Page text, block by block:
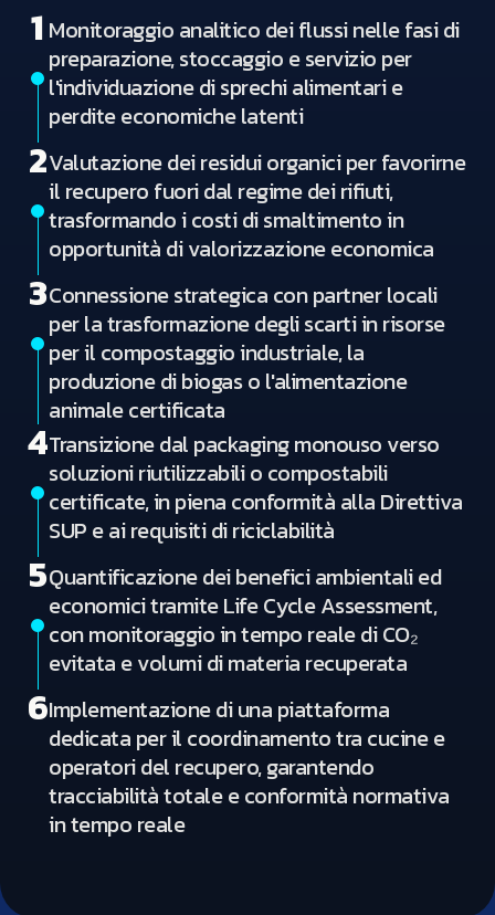
1 Monitoraggio analitico dei flussi nelle fasi di
preparazione, stoccaggio e servizio per
l'individuazione di sprechi alimentari e
perdite economiche latenti
2Valutazione dei residui organici per favorirne
il recupero fuori dal regime dei rifiuti,
trasformando i costi di smaltimento in
opportunità di valorizzazione economica
3Connessione strategica con partner locali
per la trasformazione degli scarti in risorse
per il compostaggio industriale, la
produzione di biogas o l'alimentazione
animale certificata
4Transizione dal packaging monouso verso
soluzioni riutilizzabili o compostabili
certificate, in piena conformità alla Direttiva
SUP e ai requisiti di riciclabilità
5Quantificazione dei benefici ambientali ed
economici tramite Life Cycle Assessment,
con monitoraggio in tempo reale di CO₂
evitata e volumi di materia recuperata
6Implementazione di una piattaforma
dedicata per il coordinamento tra cucine e
operatori del recupero, garantendo
tracciabilità totale e conformità normativa
in tempo reale